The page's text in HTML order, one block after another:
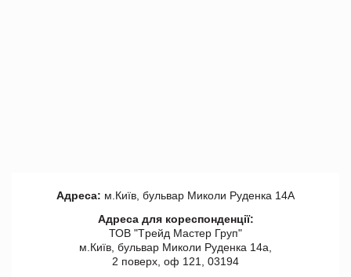
Адреса: м.Київ, бульвар Миколи Руденка 14А
Адреса для кореспонденції:
ТОВ "Tрейд Мастер Груп"
м.Київ, бульвар Миколи Руденка 14а,
2 поверх, оф 121, 03194